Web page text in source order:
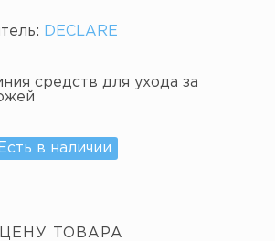
DECLARE
средств для ухода за
Есть в наличии
ТОВАРА